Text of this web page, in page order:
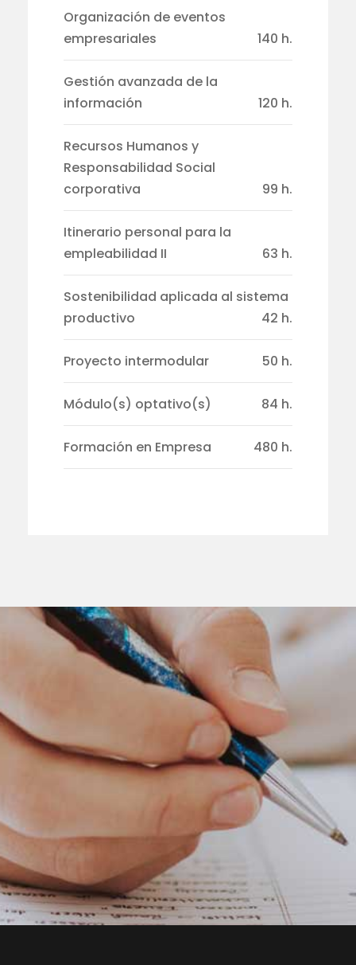
Organización de eventos
empresariales
140 h.
Gestión avanzada de la
información
120 h.
Recursos Humanos y
Responsabilidad Social
corporativa
99 h.
Itinerario personal para la
empleabilidad II
63 h.
Sostenibilidad aplicada al sistema
productivo
42 h.
Proyecto intermodular 50 h.
Módulo(s) optativo(s) 84 h.
Formación en Empresa 480 h.